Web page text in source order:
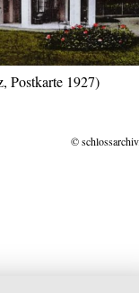
Postkarte 1927)
©